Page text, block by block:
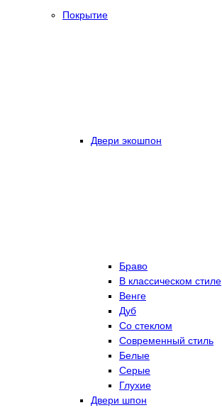
Покрытие
Двери экошпон
Браво
В классическом стиле
Венге
Дуб
Со стеклом
Современный стиль
Белые
Серые
Глухие
Двери шпон